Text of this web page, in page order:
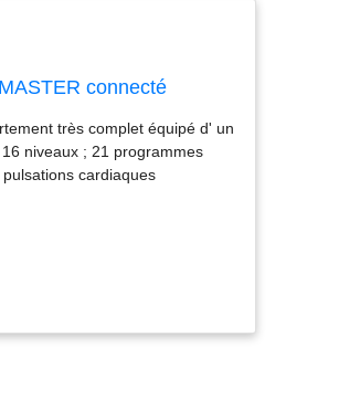
connecté
très complet équipé d' un
niveaux ; 21 programmes
cardiaques
à ce vélo un pédalage
de pédales sanglées pour un
CONNECTÉ - Offrez
grâce à
personnalisés, des
grâce à des parcours filmés
- Le vélo fitness Cardio